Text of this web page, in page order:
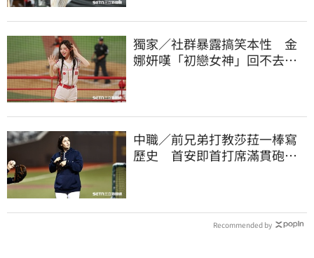
獨家／社群暴露搞笑本性 金
娜妍嘆「初戀女神」回不去！
中職／前兄弟打教莎菈一棒寫
歷史 首安即首打席滿貫砲！
Recommended by